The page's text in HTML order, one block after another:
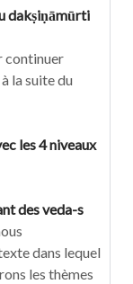
dakṣiṇāmūrti
continuer
la suite du
les 4 niveaux
des veda-s
dans lequel
les thèmes